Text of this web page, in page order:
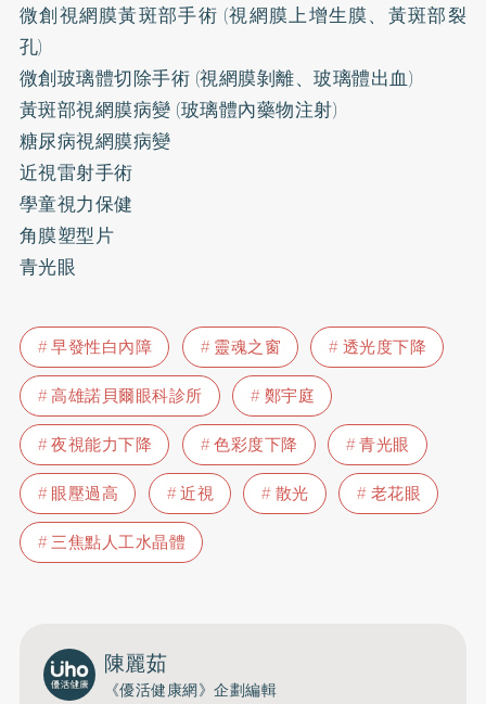
微創視網膜黃斑部手術 (視網膜上增生膜、黃斑部裂
孔)
微創玻璃體切除手術 (視網膜剝離、玻璃體出血)
黃斑部視網膜病變 (玻璃體內藥物注射)
糖尿病視網膜病變
近視雷射手術
學童視力保健
角膜塑型片
青光眼
早發性白內障 靈魂之窗
透光度下降
高雄諾貝爾眼科診所
鄭宇庭
夜視能力下降
色彩度下降
青光眼
眼壓過高
近視 散光
老花眼
三焦點人工水晶體
陳麗茹
《優活健康網》企劃編輯